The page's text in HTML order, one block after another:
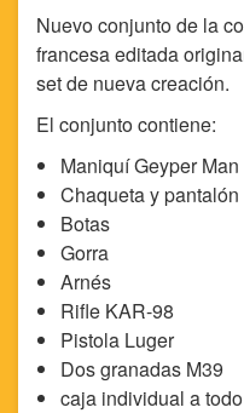
Nuevo conjunto de la
francesa editada
set de nueva creación.
El conjunto contiene:
Maniquí Geyper Man
Chaqueta y pantalón
Botas
Gorra
Arnés
Rifle KAR-98
Pistola Luger
Dos granadas M39
caja individual a